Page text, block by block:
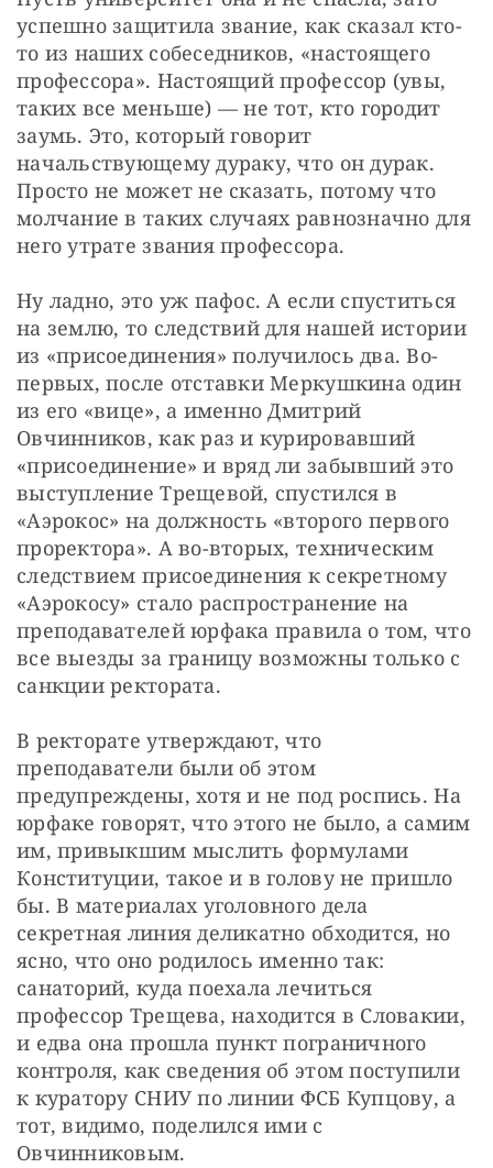
успешно защитила звание, как сказал кто-
то из наших собеседников, «настоящего
профессора». Настоящий профессор (увы,
таких все меньше) — не тот, кто городит
заумь. Это, который говорит
начальствующему дураку, что он дурак.
Просто не может не сказать, потому что
молчание в таких случаях равнозначно для
него утрате звания профессора.
Ну ладно, это уж пафос. А если спуститься
на землю, то следствий для нашей истории
из «присоединения» получилось два. Во-
первых, после отставки Меркушкина один
из его «вице», а именно Дмитрий
Овчинников, как раз и курировавший
«присоединение» и вряд ли забывший это
выступление Трещевой, спустился в
«Аэрокос» на должность «второго первого
проректора». А во-вторых, техническим
следствием присоединения к секретному
«Аэрокосу» стало распространение на
преподавателей юрфака правила о том, что
все выезды за границу возможны только с
санкции ректората.
В ректорате утверждают, что
преподаватели были об этом
предупреждены, хотя и не под роспись. На
юрфаке говорят, что этого не было, а самим
им, привыкшим мыслить формулами
Конституции, такое и в голову не пришло
бы. В материалах уголовного дела
секретная линия деликатно обходится, но
ясно, что оно родилось именно так:
санаторий, куда поехала лечиться
профессор Трещева, находится в Словакии,
и едва она прошла пункт пограничного
контроля, как сведения об этом поступили
к куратору СНИУ по линии ФСБ Купцову, а
тот, видимо, поделился ими с
Овчинниковым.